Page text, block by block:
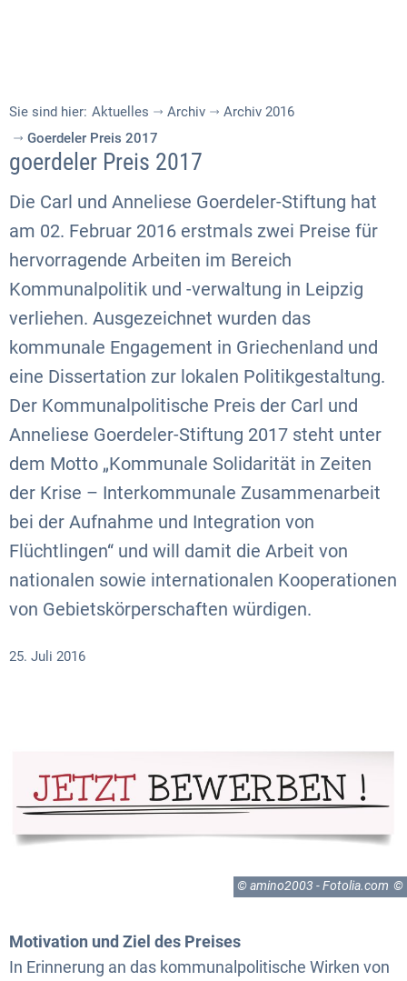
Sie sind hier: Aktuelles Archiv
Archiv 2016
Goerdeler Preis 2017
goerdeler Preis 2017
Die Carl und Anneliese Goerdeler-Stiftung hat
am 02. Februar 2016 erstmals zwei Preise für
hervorragende Arbeiten im Bereich
Kommunalpolitik und -verwaltung in Leipzig
verliehen. Ausgezeichnet wurden das
kommunale Engagement in Griechenland und
eine Dissertation zur lokalen Politikgestaltung.
Der Kommunalpolitische Preis der Carl und
Anneliese Goerdeler-Stiftung 2017 steht unter
dem Motto „Kommunale Solidarität in Zeiten
der Krise – Interkommunale Zusammenarbeit
bei der Aufnahme und Integration von
Flüchtlingen“ und will damit die Arbeit von
nationalen sowie internationalen Kooperationen
von Gebietskörperschaften würdigen.
25. Juli 2016
© amino2003 - Fotolia.com
Motivation und Ziel des Preises
In Erinnerung an das kommunalpolitische Wirken von